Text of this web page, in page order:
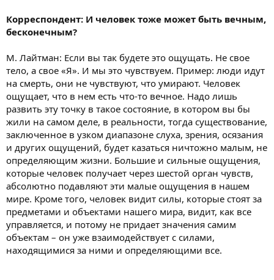
Корреспондент: И человек тоже может быть вечным,
бесконечным?
М. Лайтман: Если вы так будете это ощущать. Не свое
тело, а свое «Я». И мы это чувствуем. Пример: люди идут
на смерть, они не чувствуют, что умирают. Человек
ощущает, что в нем есть что-то вечное. Надо лишь
развить эту точку в такое состояние, в котором вы бы
жили на самом деле, в реальности, тогда существование,
заключенное в узком диапазоне слуха, зрения, осязания
и других ощущений, будет казаться ничтожно малым, не
определяющим жизни. Большие и сильные ощущения,
которые человек получает через шестой орган чувств,
абсолютно подавляют эти малые ощущения в нашем
мире. Кроме того, человек видит силы, которые стоят за
предметами и объектами нашего мира, видит, как все
управляется, и потому не придает значения самим
объектам – он уже взаимодействует с силами,
находящимися за ними и определяющими все.